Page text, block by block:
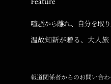
喧騒から離れ、自分を取り
温故知新が贈る、大人旅
報道関係者からのお問い合